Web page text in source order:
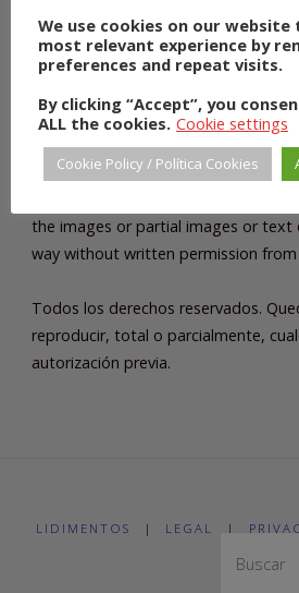
COPYRIGHT
the images or partial images or text
way without written permission
Todos los derechos reservados.
reproducir, total o parcialmente,
autorización previa.
LIDIMENTOS | LEGAL |
We use cookies on our
most relevant experience by
preferences and repeat visits.
By clicking “Accept”, you
ALL the cookies. Cookie settings
Cookie Policy / Política Cookies